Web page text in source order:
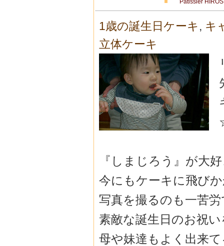
Patissier
1歳の誕生日ケーキ , キ
立体ケーキ
『しまじろう』が大
今にもケーキに飛び
写真を撮るのも一苦
素敵な誕生日のお祝
母や妹達もよく出来